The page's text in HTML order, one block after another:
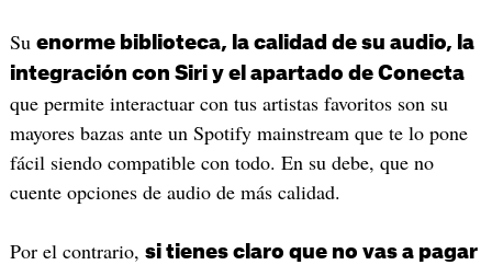
Su enorme biblioteca, la calidad de su audio, la
integración con Siri y el apartado de Conecta
que permite interactuar con tus artistas favoritos son su
mayores bazas ante un Spotify mainstream que te lo pone
fácil siendo compatible con todo. En su debe, que no
cuente opciones de audio de más calidad.
Por el contrario, si tienes claro que no vas a pagar